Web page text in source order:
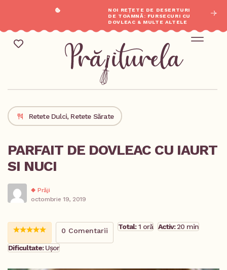
NOI REȚETE DE DESERTURI
DE TOAMNĂ: FURSECURI CU
DOVLEAC & MULTE ALTELE
Retete Dulci, Retete Sărate
PARFAIT DE DOVLEAC CU IAURT
SI NUCI
Prăji
octombrie 19, 2019
0 Comentarii Total:1 oră Activ:20 min
Dificultate:Ușor